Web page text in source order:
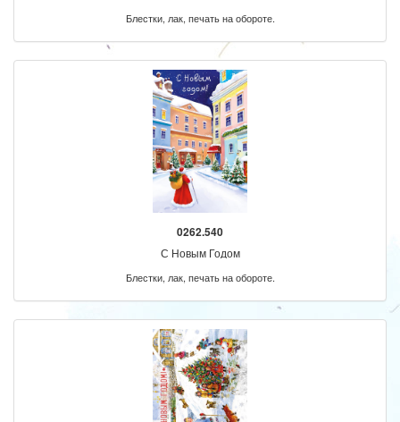
Блестки, лак, печать на обороте.
0262.540
С Новым Годом
Блестки, лак, печать на обороте.